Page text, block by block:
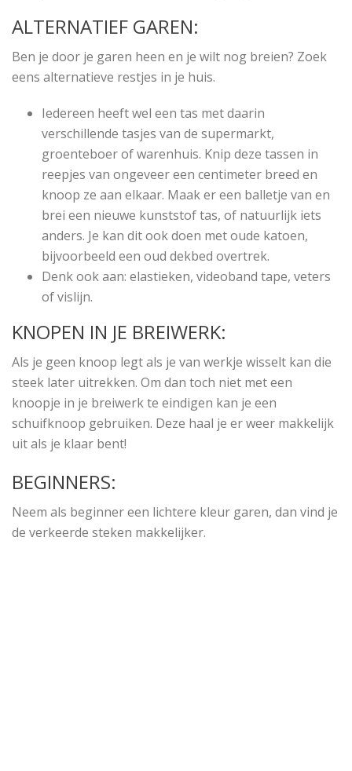
ALTERNATIEF GAREN:
Ben je door je garen heen en je wilt nog breien? Zoek
eens alternatieve restjes in je huis.
Iedereen heeft wel een tas met daarin
verschillende tasjes van de supermarkt,
groenteboer of warenhuis. Knip deze tassen in
reepjes van ongeveer een centimeter breed en
knoop ze aan elkaar. Maak er een balletje van en
brei een nieuwe kunststof tas, of natuurlijk iets
anders. Je kan dit ook doen met oude katoen,
bijvoorbeeld een oud dekbed overtrek.
Denk ook aan: elastieken, videoband tape, veters
of vislijn.
KNOPEN IN JE BREIWERK:
Als je geen knoop legt als je van werkje wisselt kan die
steek later uitrekken. Om dan toch niet met een
knoopje in je breiwerk te eindigen kan je een
schuifknoop gebruiken. Deze haal je er weer makkelijk
uit als je klaar bent!
BEGINNERS:
Neem als beginner een lichtere kleur garen, dan vind je
de verkeerde steken makkelijker.